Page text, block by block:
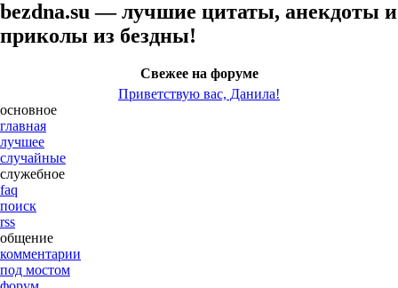
bezdna.su — лучшие цитаты, анекдоты и
приколы из бездны!
Свежее на форуме
Приветствую вас, Данила!
основное
главная
лучшее
случайные
служебное
faq
поиск
rss
общение
комментарии
под мостом